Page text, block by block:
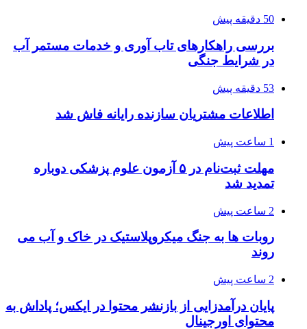
50 دقیقه پیش
بررسی راهکارهای تاب آوری و خدمات مستمر آب
در شرایط جنگی
53 دقیقه پیش
اطلاعات مشتریان سازنده رایانه فاش شد
1 ساعت پیش
مهلت ثبت‌نام در ۵ آزمون علوم پزشکی دوباره
تمدید شد
2 ساعت پیش
روبات ها به جنگ میکروپلاستیک در خاک و آب می
روند
2 ساعت پیش
پایان درآمدزایی از بازنشر محتوا در ایکس؛ پاداش به
محتوای اورجینال